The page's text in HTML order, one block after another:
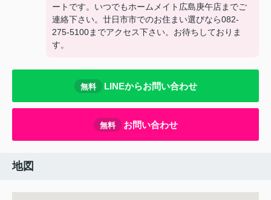
ートです。いつでもホームメイト広島庚午店までご
連絡下さい。廿日市市でのお住まい選びなら082-
275-5100までアクセス下さい。お待ちしておりま
す。
無料 LINEからお問い合わせ
無料 お問い合わせ
地図